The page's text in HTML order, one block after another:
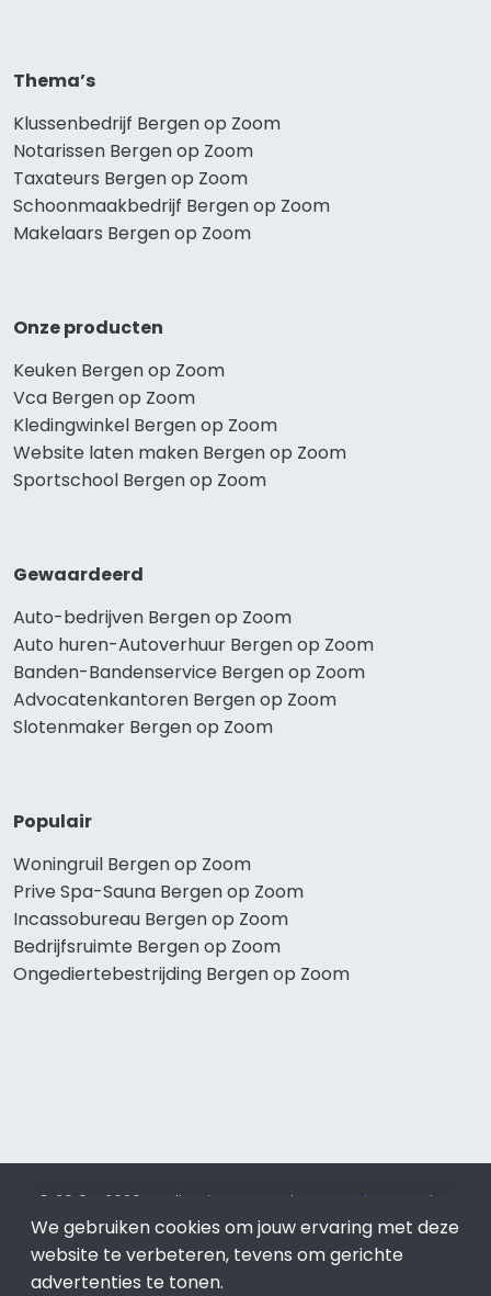
Thema’s
Klussenbedrijf Bergen op Zoom
Notarissen Bergen op Zoom
Taxateurs Bergen op Zoom
Schoonmaakbedrijf Bergen op Zoom
Makelaars Bergen op Zoom
Onze producten
Keuken Bergen op Zoom
Vca Bergen op Zoom
Kledingwinkel Bergen op Zoom
Website laten maken Bergen op Zoom
Sportschool Bergen op Zoom
Gewaardeerd
Auto-bedrijven Bergen op Zoom
Auto huren-Autoverhuur Bergen op Zoom
Banden-Bandenservice Bergen op Zoom
Advocatenkantoren Bergen op Zoom
Slotenmaker Bergen op Zoom
Populair
Woningruil Bergen op Zoom
Prive Spa-Sauna Bergen op Zoom
Incassobureau Bergen op Zoom
Bedrijfsruimte Bergen op Zoom
Ongediertebestrijding Bergen op Zoom
© 2019 - 2026 Realisatie en SEO door SEO-bureau
Lion
Internet. Betaal alleen voor bewezen resultaten?SEO
optimalisatie No Cure No Pay.Bergen op Zoomis onderdeel
van Lion Internet.
We gebruiken cookies om jouw ervaring met deze
website te verbeteren, tevens om gerichte
advertenties te tonen.